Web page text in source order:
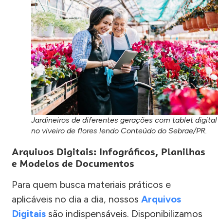
Jardineiros de diferentes gerações com tablet digital
no viveiro de flores lendo Conteúdo do Sebrae/PR.
Arquivos Digitais: Infográficos, Planilhas
e Modelos de Documentos
Para quem busca materiais práticos e
aplicáveis no dia a dia, nossos Arquivos
Digitais são indispensáveis. Disponibilizamos